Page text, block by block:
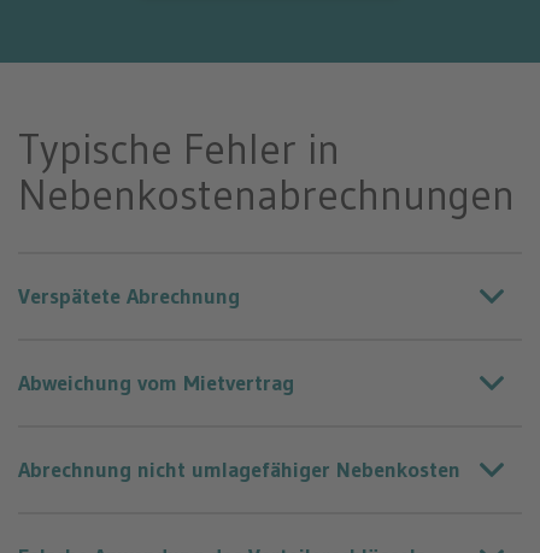
Typische Fehler in
Nebenkosten­abrechnungen
Verspätete Abrechnung
Abweichung vom Mietvertrag
Abrechnung nicht umlagefähiger Nebenkosten